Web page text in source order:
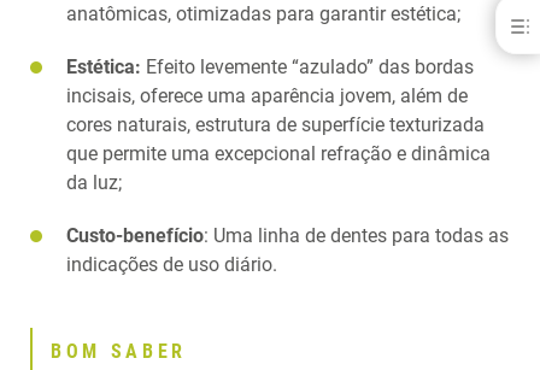
Delara®
BENEFÍCIOS
BOM SABER
OPINIÃO
APLICAÇÃO
anatômicas, otimizadas para garantir estética;
Estética: Efeito levemente “azulado” das bordas
incisais, oferece uma aparência jovem, além de
cores naturais, estrutura de superfície texturizada
que permite uma excepcional refração e dinâmica
da luz;
Custo-benefício: Uma linha de dentes para todas as
indicações de uso diário.
BOM SABER